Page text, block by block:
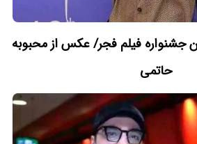
جشنواره فیلم فجر/ عکس از محبوبه
حاتمی